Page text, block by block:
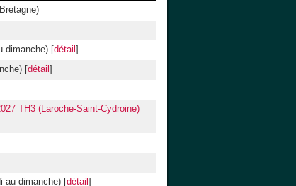
dimanche) [détail ]
[détail ]
TH3 (Laroche-Saint-Cydroine)
au dimanche) [détail ]